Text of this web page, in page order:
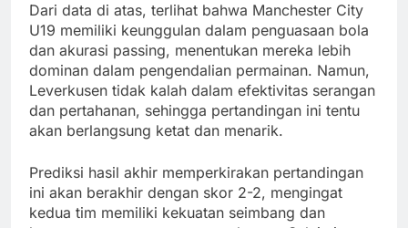
Dari data di atas, terlihat bahwa Manchester City
U19 memiliki keunggulan dalam penguasaan bola
dan akurasi passing, menentukan mereka lebih
dominan dalam pengendalian permainan. Namun,
Leverkusen tidak kalah dalam efektivitas serangan
dan pertahanan, sehingga pertandingan ini tentu
akan berlangsung ketat dan menarik.
Prediksi hasil akhir memperkirakan pertandingan
ini akan berakhir dengan skor 2-2, mengingat
kedua tim memiliki kekuatan seimbang dan